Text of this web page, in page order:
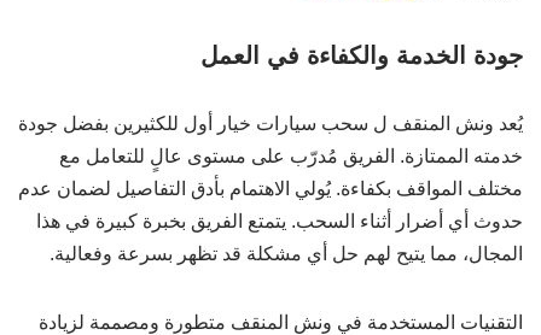
جودة الخدمة والكفاءة في العمل
يُعد ونش المنقف ل سحب سيارات خيار أول للكثيرين بفضل جودة
خدمته الممتازة. الفريق مُدرّب على مستوى عالٍ للتعامل مع
مختلف المواقف بكفاءة. يُولي الاهتمام بأدق التفاصيل لضمان عدم
حدوث أي أضرار أثناء السحب. يتمتع الفريق بخبرة كبيرة في هذا
المجال، مما يتيح لهم حل أي مشكلة قد تظهر بسرعة وفعالية.
التقنيات المستخدمة في ونش المنقف متطورة ومصممة لزيادة